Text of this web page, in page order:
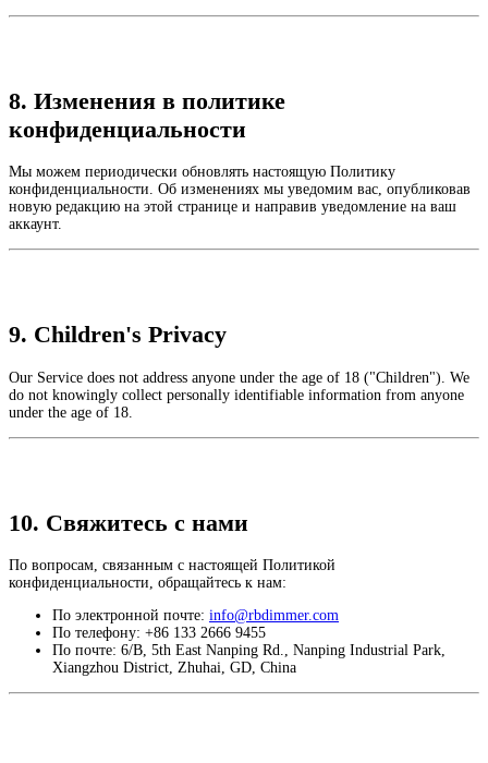
8. Изменения в политике
конфиденциальности
Мы можем периодически обновлять настоящую Политику
конфиденциальности. Об изменениях мы уведомим вас, опубликовав
новую редакцию на этой странице и направив уведомление на ваш
аккаунт.
9. Children's Privacy
Our Service does not address anyone under the age of 18 ("Children"). We
do not knowingly collect personally identifiable information from anyone
under the age of 18.
10. Свяжитесь с нами
По вопросам, связанным с настоящей Политикой
конфиденциальности, обращайтесь к нам:
По электронной почте: info@rbdimmer.com
По телефону: +86 133 2666 9455
По почте: 6/B, 5th East Nanping Rd., Nanping Industrial Park,
Xiangzhou District, Zhuhai, GD, China